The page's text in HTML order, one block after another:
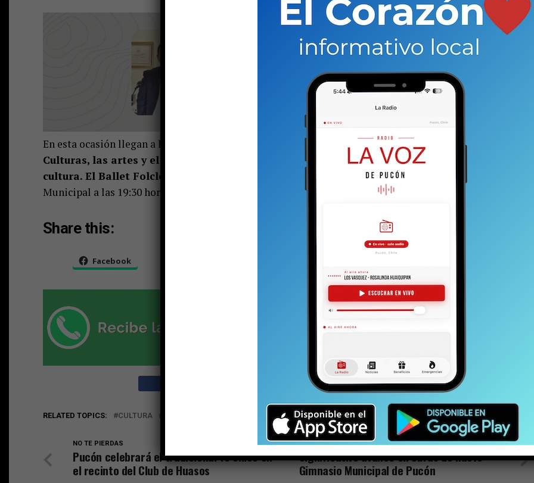
En esta ocasión llegan a la región de la Araucanía, con una gira coordinada por el Ministerio de las
Culturas, las artes y el patrimonio y las municipalidades, a través de sus coordinadores de
cultura. El Ballet Folclórico se presentará en Pucón
el próximo martes 23 en el Gimnasio
Municipal a las 19:30 horas y la entrada es totalmente gratuita.
Share this:
Facebook
RELATED TOPICS: CULTURA PUBLICONTENIDO PUCÓN
TAMBIEN
Significativo avance en obras de nuevo
Gimnasio Municipal de Pucón
NO TE PIERDAS
Pucón celebrará el tradicional 18 chico en
el recinto del Club de Huasos